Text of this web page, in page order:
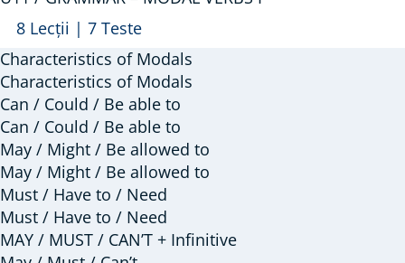
Fall;
Prepositions:
R
Arată
U11
/
GRAMMAR
–
MODAL
VERBS
I
8 Lecții | 7 Teste
Characteristics of Modals
Characteristics of Modals
Can / Could / Be able to
Can / Could / Be able to
May / Might / Be allowed to
May / Might / Be allowed to
Must / Have to / Need
Must / Have to / Need
MAY / MUST / CAN’T + Infinitive